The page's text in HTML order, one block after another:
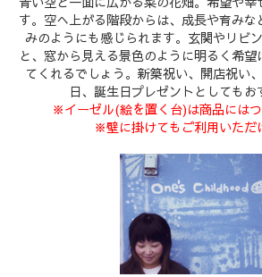
す。空へ上がる階段からは、成長や育み
みのようにも感じられます。玄関やリビ
と、窓から見える景色のように明るく希
てくれるでしょう。新築祝い、開店祝い
日、誕生日プレゼントとしてもお
※イーゼル(絵を置く台)は商品にはつ
※壁に掛けてもご利用いただ